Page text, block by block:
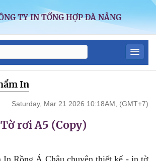
TY IN TỔNG HỢP ĐÀ NẴNG
In
Saturday, Mar 21 2026 10:18AM, (GMT+7)
Tờ rơi A5 (Copy)
In Rồng Á Châu chuyên thiết kế - in tờ